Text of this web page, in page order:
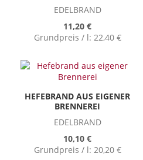
EDELBRAND
11,20 €
Grundpreis / l: 22,40 €
HEFEBRAND AUS EIGENER
BRENNEREI
EDELBRAND
10,10 €
Grundpreis / l: 20,20 €